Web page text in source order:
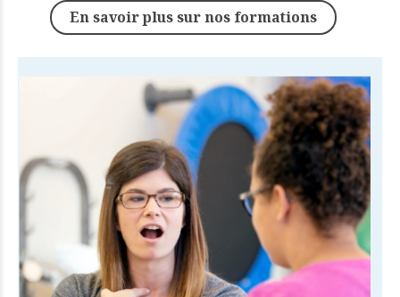
En savoir plus sur nos formations